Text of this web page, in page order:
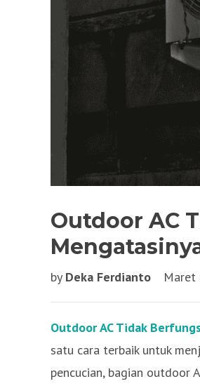
Outdoor AC
by Deka Ferdianto Maret
Outdoor AC Tidak
satu cara terbaik untuk
pencucian, bagian outdoor